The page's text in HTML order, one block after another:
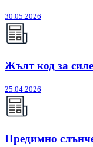
30.05.2026
Жълт код за
25.04.2026
Предимно